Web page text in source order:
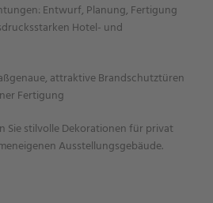
Entwurf, Planung, Fertigung
Hotel- und
attraktive Brandschutztüren
Fertigung
Sie stilvolle Dekorationen für privat
Ausstellungsgebäude.